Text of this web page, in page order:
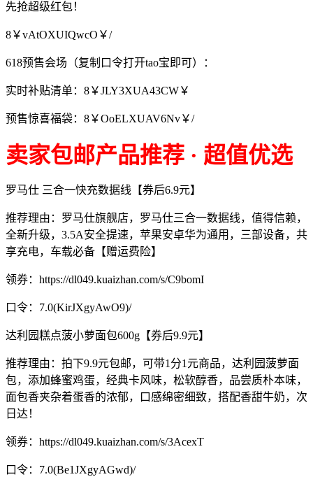
先抢超级红包！
8￥vAtOXUIQwcO￥/
618预售会场（复制口令打开tao宝即可）：
实时补贴清单：8￥JLY3XUA43CW￥
预售惊喜福袋：8￥OoELXUAV6Nv￥/
卖家包邮产品推荐 · 超值优选
罗马仕 三合一快充数据线【券后6.9元】
推荐理由：罗马仕旗舰店，罗马仕三合一数据线，值得信赖，
全新升级，3.5A安全提速，苹果安卓华为通用，三部设备，共
享充电，车载必备【赠运费险】
领券：https://dl049.kuaizhan.com/s/C9bomI
口令：7.0(KirJXgyAwO9)/
达利园糕点菠小萝面包600g【券后9.9元】
推荐理由：拍下9.9元包邮，可带1分1元商品，达利园菠萝面
包，添加蜂蜜鸡蛋，经典卡风味，松软醇香，品尝质朴本味，
面包香夹杂着蛋香的浓郁，口感绵密细致，搭配香甜牛奶，次
日达！
领券：https://dl049.kuaizhan.com/s/3AcexT
口令：7.0(Be1JXgyAGwd)/